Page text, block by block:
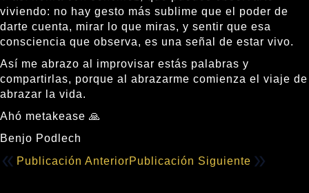
viviendo: no hay gesto más sublime que el poder de
darte cuenta, mirar lo que miras, y sentir que esa
consciencia que observa, es una señal de estar vivo.
Así me abrazo al improvisar estás palabras y
compartirlas, porque al abrazarme comienza el viaje de
abrazar la vida.
Ahó metakease 🙏
Benjo Podlech
Publicación AnteriorPublicación Siguiente